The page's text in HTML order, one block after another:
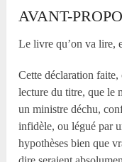
AVANT-
Le livre qu’on va lire,
Cette déclaration faite,
lecture du titre, que le
un ministre déchu,
infidèle, ou légué par
hypothèses bien que